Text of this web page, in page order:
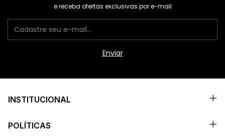
e receba ofertas exclusivas por e-mail
INSTITUCIONAL
POLÍTICAS